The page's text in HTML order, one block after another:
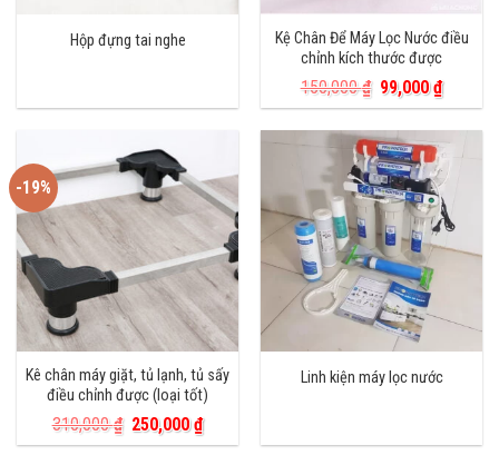
Hộp đựng tai nghe
Kệ Chân Để Máy Lọc Nước điều
chỉnh kích thước được
150,000₫ Giá
gốc
150,000 ₫.
99,000₫Giá
hiện
là:
99,000
-19%
Kê chân máy giặt, tủ lạnh, tủ sấy
điều chỉnh được (loại tốt)
310,000₫ Giá
gốc
250,000₫Giá
hiện
Linh kiện máy lọc nước